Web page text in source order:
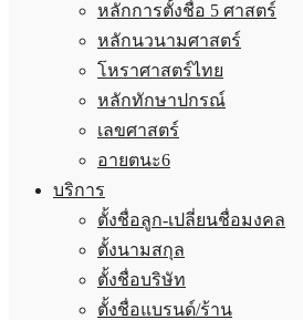
หลักการตั้งชื่อ 5 ศาสตร์
หลักนวนามศาสตร์
โหราศาสตร์ไทย
หลักทักษาปกรณ์
เลขศาสตร์
อายตนะ6
บริการ
ตั้งชื่อลูก-เปลี่ยนชื่อมงคล
ตั้งนามสกุล
ตั้งชื่อบริษัท
ตั้งชื่อแบรนด์/ร้าน